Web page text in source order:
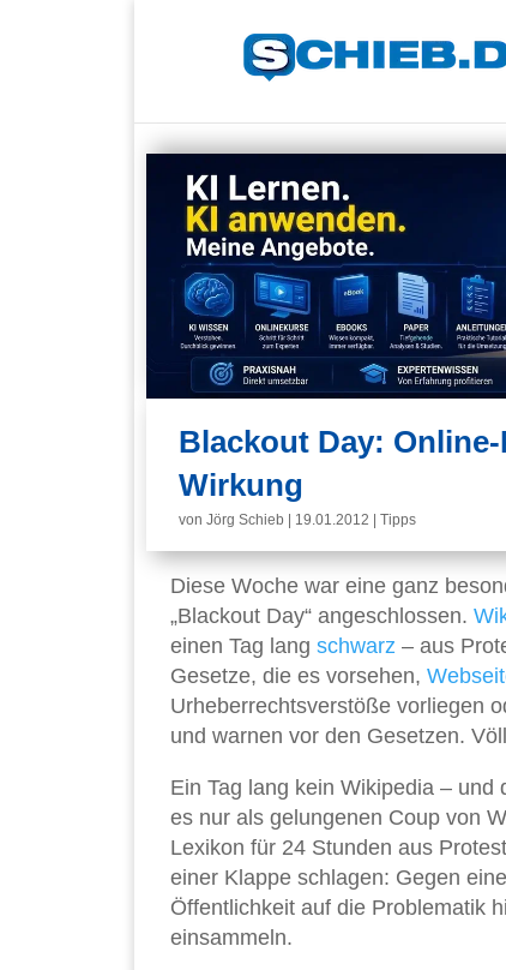
Blackout Day:
Wirkung
von Jörg Schieb 19.01.2012 Tipps
Diese Woche war eine ganz
„Blackout Day“ angeschlossen.
einen Tag lang schwarz – aus
Gesetze, die es vorsehen,
Urheberrechtsverstöße vorliegen
und warnen vor den Gesetzen.
Ein Tag lang kein Wikipedia –
es nur als gelungenen Coup von
Lexikon für 24 Stunden aus
einer Klappe schlagen: Gegen
Öffentlichkeit auf die Problematik
einsammeln.